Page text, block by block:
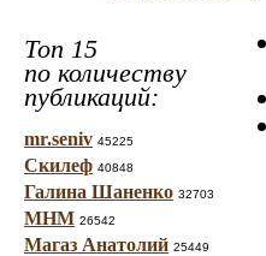
Топ 15
по количеству
публикаций:
mr.seniv 45225
Скилеф 40848
Галина Шаненко 32703
МНМ 26542
Магаз Анатолий 25449